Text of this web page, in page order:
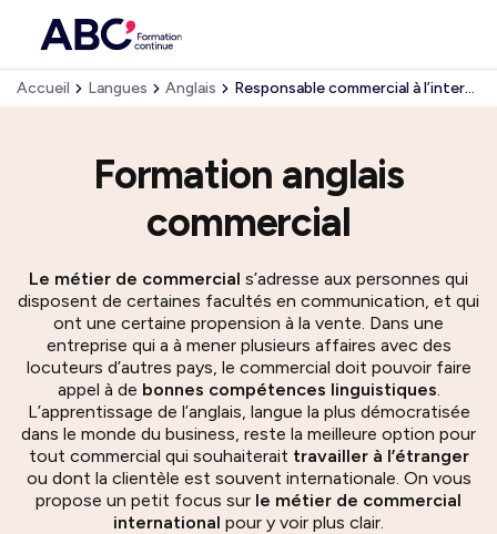
Accueil Langues Anglais Responsable commercial à l’international
Formation anglais
commercial
Le métier de commercial s’adresse aux personnes qui
disposent de certaines facultés en communication, et qui
ont une certaine propension à la vente. Dans une
entreprise qui a à mener plusieurs affaires avec des
locuteurs d’autres pays, le commercial doit pouvoir faire
appel à de bonnes compétences linguistiques.
L’apprentissage de l’anglais, langue la plus démocratisée
dans le monde du business, reste la meilleure option pour
tout commercial qui souhaiterait travailler à l’étranger
ou dont la clientèle est souvent internationale. On vous
propose un petit focus sur le métier de commercial
international pour y voir plus clair.